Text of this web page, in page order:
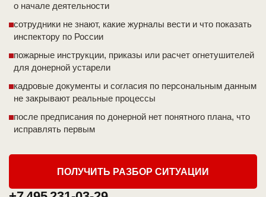
о начале деятельности
сотрудники не знают, какие журналы вести и что показать
инспектору по России
пожарные инструкции, приказы или расчет огнетушителей
для донерной устарели
кадровые документы и согласия по персональным данным
не закрывают реальные процессы
после предписания по донерной нет понятного плана, что
исправлять первым
ПОЛУЧИТЬ РАЗБОР СИТУАЦИИ